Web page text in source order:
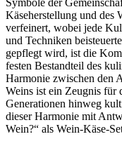
Symbole der
Käseherstellung und des
verfeinert, wobei jede
und Techniken
gepflegt wird, ist die
festen Bestandteil des
Harmonie zwischen den
Weins ist ein Zeugnis für
Generationen hinweg
dieser Harmonie mit
Wein?“ als Wein-Käse-